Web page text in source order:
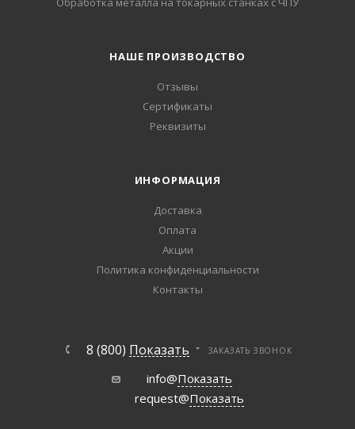
НАШЕ ПРОИЗВОДСТВО
Отзывы
Сертификаты
Реквизиты
ИНФОРМАЦИЯ
Доставка
Оплата
Акции
Политика конфиденциальности
Контакты
8 (800) Показать ЗАКАЗАТЬ ЗВОНОК
info@Показать
request@Показать